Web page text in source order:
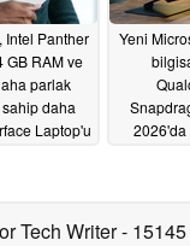
Intel Panther
GB RAM ve
parlak
daha
Laptop'u
Yeni
2026'da
Tech Writer-